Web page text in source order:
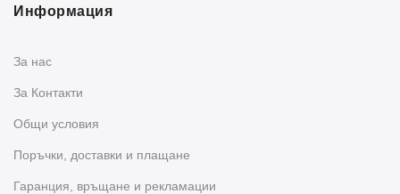
Информация
За нас
За Контакти
Общи условия
Поръчки, доставки и плащане
Гаранция, връщане и рекламации